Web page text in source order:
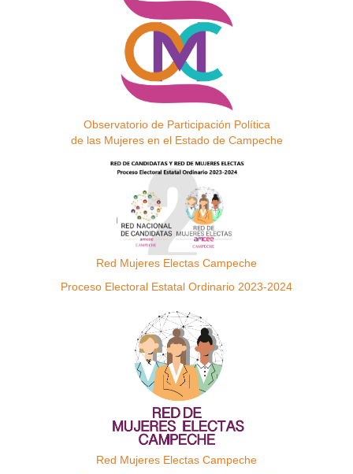
Observatorio de Participación Política
de las Mujeres en el Estado de Campeche
Red Mujeres Electas Campeche
Proceso Electoral Estatal Ordinario 2023-2024
Red Mujeres Electas Campeche